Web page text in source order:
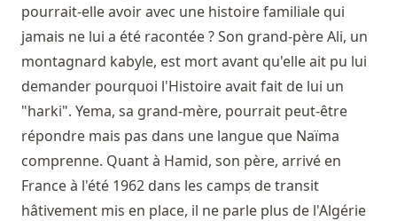
pourrait-elle avoir avec une histoire familiale qui
jamais ne lui a été racontée ? Son grand-père Ali, un
montagnard kabyle, est mort avant qu'elle ait pu lui
demander pourquoi l'Histoire avait fait de lui un
"harki". Yema, sa grand-mère, pourrait peut-être
répondre mais pas dans une langue que Naïma
comprenne. Quant à Hamid, son père, arrivé en
France à l'été 1962 dans les camps de transit
hâtivement mis en place, il ne parle plus de l'Algérie